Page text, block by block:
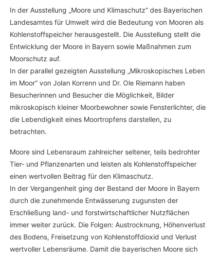
In der Ausstellung „Moore und Klimaschutz“ des Bayerischen
Landesamtes für Umwelt wird die Bedeutung von Mooren als
Kohlenstoffspeicher herausgestellt. Die Ausstellung stellt die
Entwicklung der Moore in Bayern sowie Maßnahmen zum
Moorschutz auf.
In der parallel gezeigten Ausstellung „Mikroskopisches Leben
im Moor“ von Jolan Korrenn und Dr. Ole Riemann haben
Besucherinnen und Besucher die Möglichkeit, Bilder
mikroskopisch kleiner Moorbewohner sowie Fensterlichter, die
die Lebendigkeit eines Moortropfens darstellen, zu
betrachten.
Moore sind Lebensraum zahlreicher seltener, teils bedrohter
Tier- und Pflanzenarten und leisten als Kohlenstoffspeicher
einen wertvollen Beitrag für den Klimaschutz.
In der Vergangenheit ging der Bestand der Moore in Bayern
durch die zunehmende Entwässerung zugunsten der
Erschließung land- und forstwirtschaftlicher Nutzflächen
immer weiter zurück. Die Folgen: Austrocknung, Höhenverlust
des Bodens, Freisetzung von Kohlenstoffdioxid und Verlust
wertvoller Lebensräume. Damit die bayerischen Moore sich